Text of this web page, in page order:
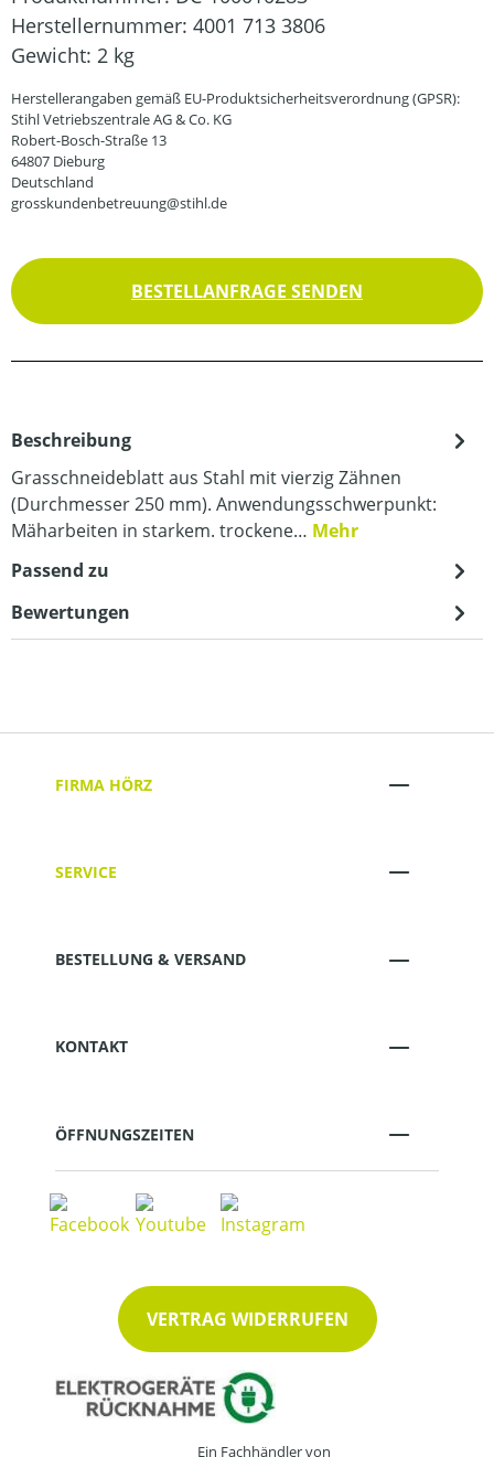
Herstellernummer: 4001 713 3806
Gewicht: 2 kg
Herstellerangaben gemäß EU-Produktsicherheitsverordnung (GPSR):
Stihl Vetriebszentrale AG & Co. KG
Robert-Bosch-Straße 13
64807 Dieburg
Deutschland
grosskundenbetreuung@stihl.de
BESTELLANFRAGE SENDEN
Beschreibung
Grasschneideblatt aus Stahl mit vierzig Zähnen
(Durchmesser 250 mm). Anwendungsschwerpunkt:
Mäharbeiten in starkem. trockene… Mehr
Passend zu
Bewertungen
FIRMA HÖRZ
SERVICE
BESTELLUNG & VERSAND
KONTAKT
ÖFFNUNGSZEITEN
VERTRAG WIDERRUFEN
Ein Fachhändler von